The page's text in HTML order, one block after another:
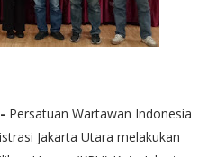
Persatuan Wartawan Indonesia
Jakarta Utara melakukan